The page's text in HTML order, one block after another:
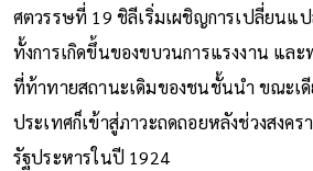
ศตวรรษที่ 19 ชิลีเริ่มเผชิญการเปลี่ยนแ
ทั้งการเกิดขึ้นของขบวนการแรงงาน แล
ที่ท้าทายสถานะเดิมของชนชั้นนำ ขณะเดี
ประเทศก็เข้าสู่ภาวะถดถอยหลังช่วงสงคร
รัฐประหารในปี 1924